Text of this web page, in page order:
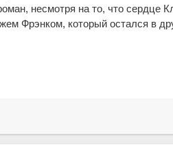
несмотря на то, что сердце
Фрэнком, который остался в